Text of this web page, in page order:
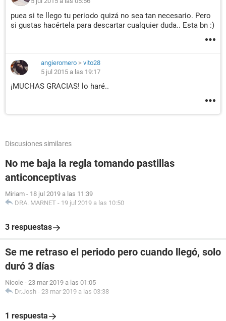
puea si te llego tu periodo quizá no sea tan necesario. Pero
si gustas hacértela para descartar cualquier duda.. Esta bn :)
angieromero > vito28
5 jul 2015 a las 19:17
¡MUCHAS GRACIAS! lo haré..
Discusiones similares
No me baja la regla tomando pastillas
anticonceptivas
Miriam - 18 jul 2019 a las 11:39
DRA. MARNET - 19 jul 2019 a las 10:50
3 respuestas
Se me retraso el periodo pero cuando llegó, solo
duró 3 días
Nicole - 23 mar 2019 a las 01:05
Dr.Josh - 23 mar 2019 a las 03:38
1 respuesta